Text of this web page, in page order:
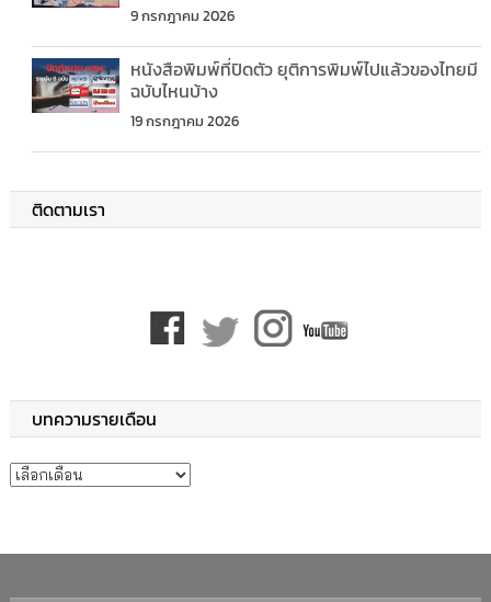
9 กรกฎาคม 2026
หนังสือพิมพ์ที่ปิดตัว ยุติการพิมพ์ไปแล้วของไทยมี
ฉบับไหนบ้าง
19 กรกฎาคม 2026
ติดตามเรา
บทความรายเดือน
บทความรายเดือน